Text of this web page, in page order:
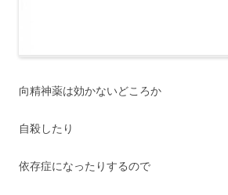
向精神薬は効かないどころか
自殺したり
依存症になったりするので